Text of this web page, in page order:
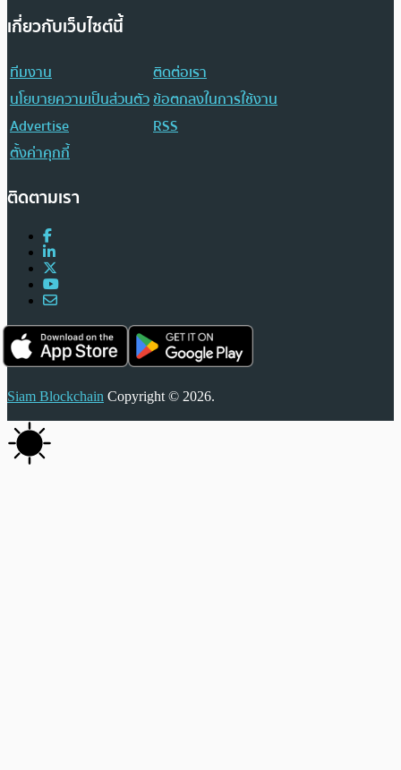
เกี่ยวกับเว็บไซต์นี้
ทีมงาน
ติดต่อเรา
นโยบายความเป็นส่วนตัวข้อตกลงในการใช้งาน
Advertise
RSS
ตั้งค่าคุกกี้
ติดตามเรา
Siam Blockchain Copyright © 2026.